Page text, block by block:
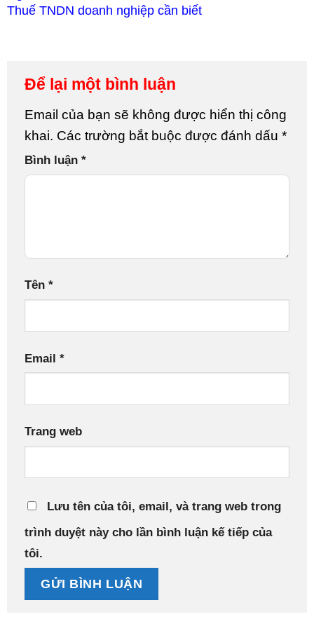
Thuế TNDN doanh nghiệp cần biết
Để lại một bình luận
Email của bạn sẽ không được hiển thị công
khai. Các trường bắt buộc được đánh dấu *
Bình luận *
Tên *
Email *
Trang web
Lưu tên của tôi, email, và trang web trong
trình duyệt này cho lần bình luận kế tiếp của
tôi.